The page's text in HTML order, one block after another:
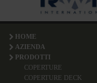
HOME
AZIENDA
PRODOTTI
COPERTURE
COPERTURE DECK